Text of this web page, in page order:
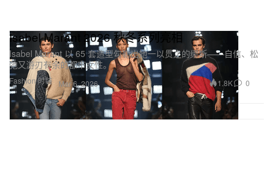
Fashion 时装
Isabel Marant 2026 秋冬系列亮相
Isabel Marant 以 65 套造型勾勒出她一以贯之的缪斯——自信、松
弛又游刃有余的都市女性。
Mar 6, 2026 1.8K 0